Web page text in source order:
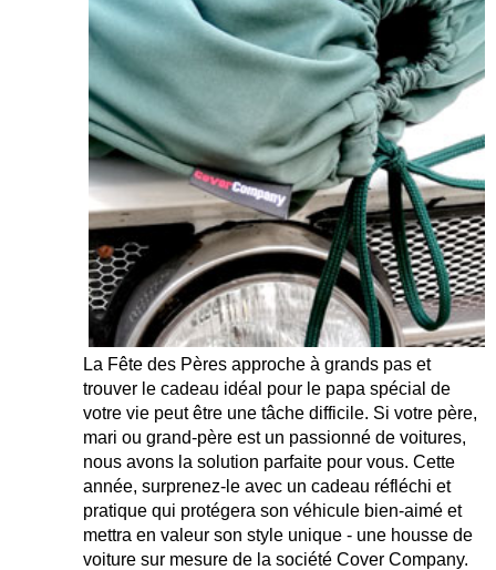
La Fête des Pères approche à grands pas et
trouver le cadeau idéal pour le papa spécial de
votre vie peut être une tâche difficile. Si votre père,
mari ou grand-père est un passionné de voitures,
nous avons la solution parfaite pour vous. Cette
année, surprenez-le avec un cadeau réfléchi et
pratique qui protégera son véhicule bien-aimé et
mettra en valeur son style unique - une housse de
voiture sur mesure de la société Cover Company.